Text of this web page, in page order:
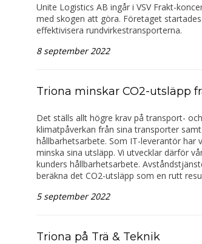
Unite Logistics AB ingår i VSV Frakt-
med skogen att göra. Företaget
effektivisera rundvirkestransporterna.
8 september 2022
Triona minskar CO2-utsläpp
Det ställs allt högre krav på transport-
klimatpåverkan från sina transporter
hållbarhetsarbete. Som IT-leverantör har
minska sina utsläpp. Vi utvecklar därför
kunders hållbarhetsarbete.
beräkna det CO2-utsläpp som en rutt
5 september 2022
Triona på Trä & Teknik